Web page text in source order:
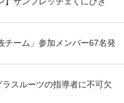
チーム」参加メンバー67名発
スルーツの指導者に不可欠